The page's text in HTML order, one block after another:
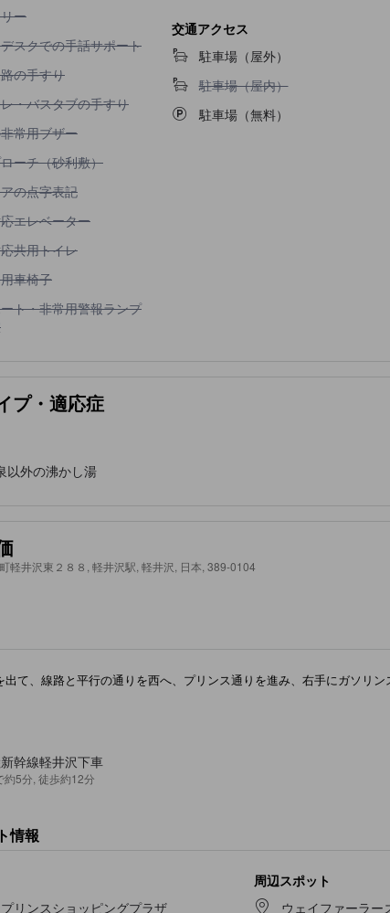
不可
ー
スクでの手話サポート不可
スクでの手話サポート
の手すり不可
の手すり
・バスタブの手すり不可
・バスタブの手すり
常用ブザー不可
常用ブザー
ーチ（砂利敷）不可
ーチ（砂利敷）
の点字表記不可
の点字表記
エレベーター不可
エレベーター
共用トイレ不可
共用トイレ
車椅子不可
車椅子
ト・非常用警報ランプ対応客室不可
ト・非常用警報ランプ
交通アクセス
駐車場（屋外）
駐車場（屋内）不可
駐車場（屋内）
駐車場（無料）
プ・適応症
以外の沸かし湯
軽井沢東２８８, 軽井沢駅, 軽井沢, 日本, 389-0104
出て、線路と平行の通りを西へ、プリンス通りを進み、右手にガソリ
新幹線軽井沢下車
約5分, 徒歩約12分
情報
リンスショッピングプラザ
周辺スポット
ウェイファーラー